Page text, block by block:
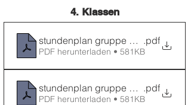
4. Klassen
stundenplan gruppe A Klasse 4
.pdf
PDF herunterladen • 581KB
stundenplan gruppe B Klasse 4
.pdf
PDF herunterladen • 581KB